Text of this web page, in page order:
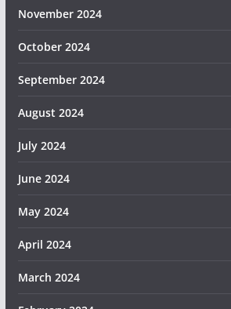
November 2024
October 2024
September 2024
August 2024
July 2024
June 2024
May 2024
April 2024
March 2024